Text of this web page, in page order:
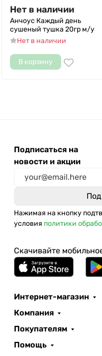
Нет в наличии
Анчоус Каждый день
сушеный тушка 20гр м/у
Нет в наличии
В корзину
Подписаться на
новости и акции
Нажимая на кнопку
условия политики
Скачивайте
Интернет-магазин
Компания
Покупателям
Помощь